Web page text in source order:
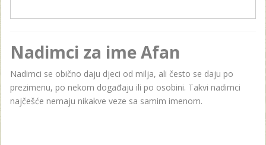
Nadimci za ime Afan
Nadimci se obično daju djeci od milja, ali često se daju po
prezimenu, po nekom događaju ili po osobini. Takvi nadimci
najčešće nemaju nikakve veze sa samim imenom.